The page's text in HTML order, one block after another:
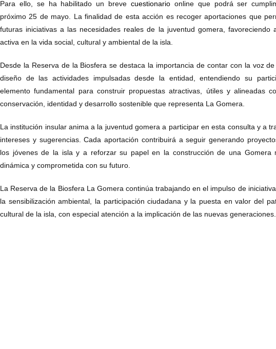
Para ello, se ha habilitado un breve cuestionario online que podrá ser
próximo 25 de mayo. La finalidad de esta acción es recoger aportaciones que
futuras iniciativas a las necesidades reales de la juventud gomera, favoreciendo
activa en la vida social, cultural y ambiental de la isla.
Desde la Reserva de la Biosfera se destaca la importancia de contar con la voz
diseño de las actividades impulsadas desde la entidad, entendiendo su
elemento fundamental para construir propuestas atractivas, útiles y alineadas
conservación, identidad y desarrollo sostenible que representa La Gomera.
La institución insular anima a la juventud gomera a participar en esta consulta y a
intereses y sugerencias. Cada aportación contribuirá a seguir generando
los jóvenes de la isla y a reforzar su papel en la construcción de una Gomera
dinámica y comprometida con su futuro.
La Reserva de la Biosfera La Gomera continúa trabajando en el impulso de
la sensibilización ambiental, la participación ciudadana y la puesta en valor del
cultural de la isla, con especial atención a la implicación de las nuevas generaciones.